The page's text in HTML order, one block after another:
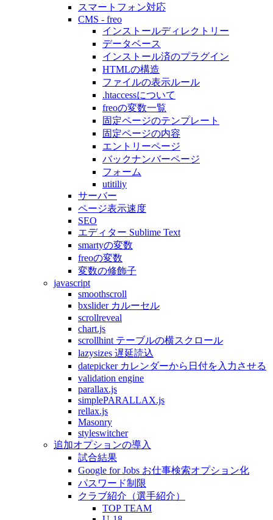
スマートフォン対応
CMS - freo
インストールディレクトリー
データベース
インストール済のプラグイン
HTMLの構造
ファイルの表示ルール
.htaccessについて
freoの変数一覧
固定ページのテンプレート
固定ページの内容
エントリーページ
バックナンバーページ
フォーム
utitiliy
サーバー
ページ表示速度
SEO
エディター Sublime Text
smartyの変数
freoの変数
変数の修飾子
javascript
smoothscroll
bxslider カルーセル
scrollreveal
chart.js
scrollhint テーブルの横スクロール
lazysizes 遅延読込
datepicker カレンダーから日付を入力させる
validation engine
parallax.js
simplePARALLAX.js
rellax.js
Masonry
styleswitcher
追加オプションの導入
試合結果
Google for Jobs お仕事検索オプション化
パスワード制限
クラブ紹介（選手紹介）
TOP TEAM